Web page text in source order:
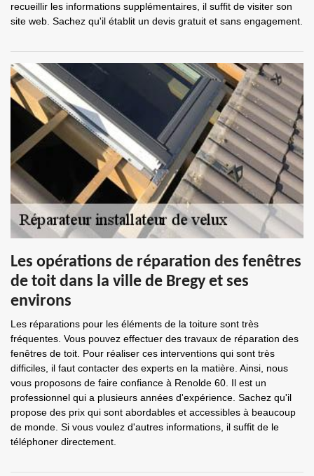
recueillir les informations supplémentaires, il suffit de visiter son
site web. Sachez qu'il établit un devis gratuit et sans engagement.
Les opérations de réparation des fenêtres
de toit dans la ville de Bregy et ses
environs
Les réparations pour les éléments de la toiture sont très
fréquentes. Vous pouvez effectuer des travaux de réparation des
fenêtres de toit. Pour réaliser ces interventions qui sont très
difficiles, il faut contacter des experts en la matière. Ainsi, nous
vous proposons de faire confiance à Renolde 60. Il est un
professionnel qui a plusieurs années d'expérience. Sachez qu'il
propose des prix qui sont abordables et accessibles à beaucoup
de monde. Si vous voulez d'autres informations, il suffit de le
téléphoner directement.